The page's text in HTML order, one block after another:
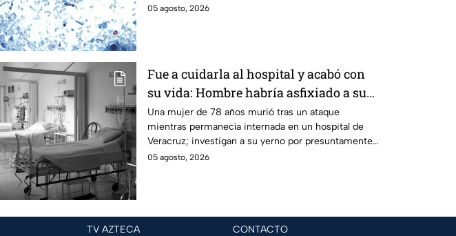
origen de los contagios.
05 agosto, 2026
Fue a cuidarla al hospital y acabó con
su vida: Hombre habría asfixiado a su
suegra mientras estaba internada en
Veracruz
Una mujer de 78 años murió tras un ataque
mientras permanecía internada en un hospital de
Veracruz; investigan a su yerno por presuntamente
haberla asfixiado.
05 agosto, 2026
TV AZTECA CONTACTO